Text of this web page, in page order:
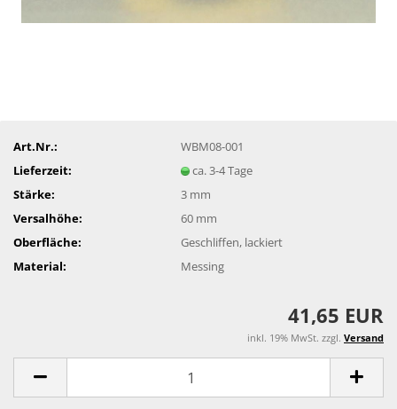
Art.Nr.:
WBM08-001
Lieferzeit:
ca. 3-4 Tage
Stärke:
3 mm
Versalhöhe:
60 mm
Oberfläche:
Geschliffen, lackiert
Material:
Messing
41,65 EUR
inkl. 19% MwSt. zzgl. Versand